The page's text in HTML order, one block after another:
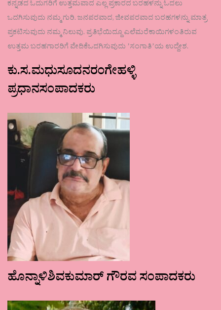
ಕನ್ನಡದ ಓದುಗರಿಗೆ ಉತ್ತಮವಾದ ಎಲ್ಲ ಪ್ರಕಾರದ ಬರಹಳನ್ನು ಓದಲು
ಒದಗಿಸುವುದು ನಮ್ಮ ಗುರಿ. ಜನಪರವಾದ, ಜೀವಪರವಾದ ಬರಹಗಳನ್ನು ಮಾತ್ರ
ಪ್ರಕಟಿಸುವುದು ನಮ್ಮ ನಿಲುವು. ಪ್ರತಿಭೆಯಿದ್ದೂ ಎಲೆಮರೆಕಾಯಿಗಳಂತಿರುವ
ಉತ್ತಮ ಬರಹಗಾರರಿಗೆ ವೇದಿಕೆಒದಗಿಸುವುದು ʼಸಂಗಾತಿʼಯ ಉದ್ದೇಶ.
ಕು.ಸ.ಮಧುಸೂದನರಂಗೇಹಳ್ಳಿ
ಪ್ರಧಾನಸಂಪಾದಕರು
ಹೊನ್ನಾಳಿಶಿವಕುಮಾರ್ ಗೌರವ ಸಂಪಾದಕರು